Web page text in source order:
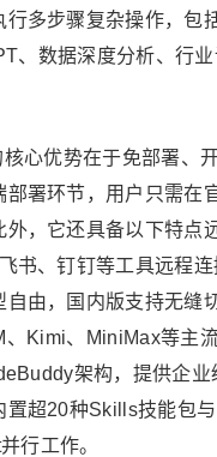
多步骤复杂操作，包
、数据深度分析、行
心优势在于免部署、
署环节，用户只需在
外，它还具备以下特点
书、钉钉等工具远程
由，国内版支持无缝
、Kimi、MiniMax等主
架构，提供企业
置超20种Skills技能包
行工作。